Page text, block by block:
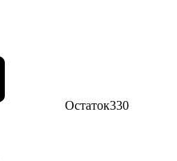
Остаток330